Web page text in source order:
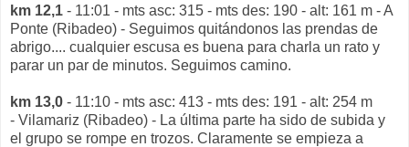
km 12,1 - 11:01 - mts asc: 315 - mts des: 190 - alt: 161 m - A
Ponte (Ribadeo) - Seguimos quitándonos las prendas de
abrigo.... cualquier escusa es buena para charla un rato y
parar un par de minutos. Seguimos camino.
km 13,0 - 11:10 - mts asc: 413 - mts des: 191 - alt: 254 m
- Vilamariz (Ribadeo) - La última parte ha sido de subida y
el grupo se rompe en trozos. Claramente se empieza a